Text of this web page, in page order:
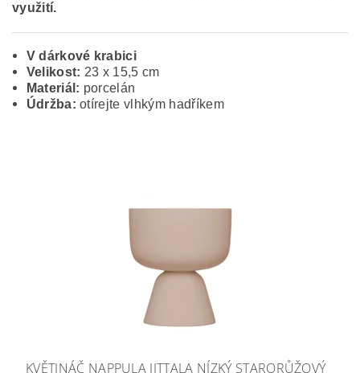
využití.
V dárkové krabici
Velikost: 23 x 15,5 cm
Materiál: porcelán
Údržba: otírejte vlhkým hadříkem
KVĚTINÁČ NAPPULA IITTALA NÍZKÝ STARORŮŽOVÝ